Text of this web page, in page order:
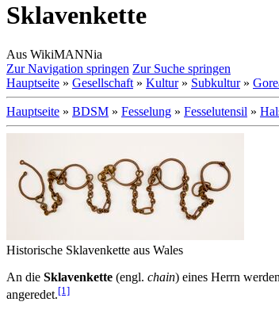
Sklavenkette
Aus WikiMANNia
Zur Navigation springen Zur Suche springen
Hauptseite » Gesellschaft » Kultur» Subkultur»
Hauptseite » BDSM » Fesselung » Fesselutensil »
Historische Sklavenkette aus Wales
An die Sklavenkette (engl. chain) eines Herrn
angeredet.[1]